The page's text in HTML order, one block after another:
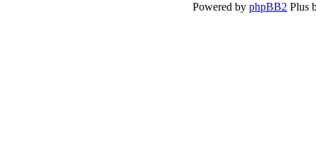
Powered by phpBB2 Plus